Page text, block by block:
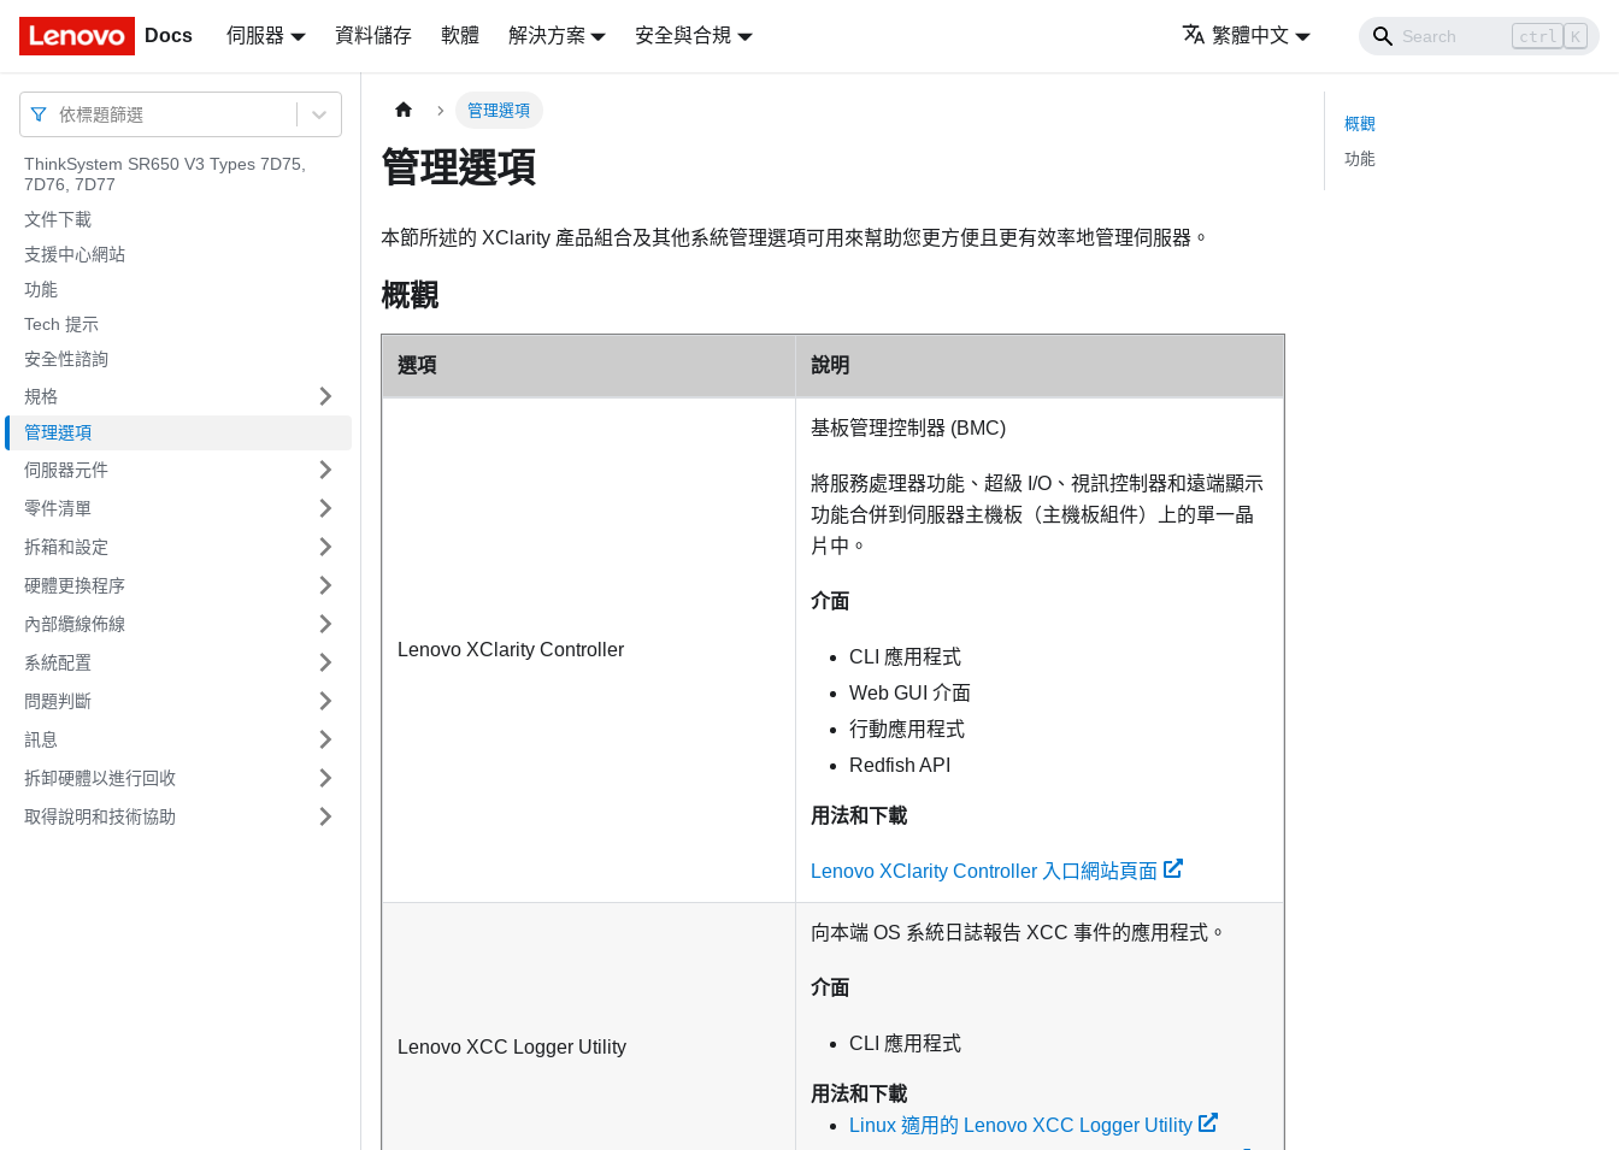
Docs 伺服器 資料儲存 軟體 解決方案 安全與合規 繁體中文 ctrl K
Docs
依標題篩選
ThinkSystem SR650 V3 Types 7D75,
7D76, 7D77
文件下載
支援中心網站
功能
Tech 提示
安全性諮詢
規格
管理選項
伺服器元件
零件清單
拆箱和設定
硬體更換程序
內部纜線佈線
系統配置
問題判斷
訊息
拆卸硬體以進行回收
取得說明和技術協助
管理選項
管理選項
本節所述的 XClarity 產品組合及其他系統管理選項可用來幫助您更方便且更有效率地管理伺服器。
概觀
選項 說明
Lenovo XClarity Controller
基板管理控制器 (BMC)
將服務處理器功能、超級 I/O、視訊控制器和遠端顯示
功能合併到伺服器主機板（主機板組件）上的單一晶
片中。
介面
CLI 應用程式
Web GUI 介面
行動應用程式
Redfish API
用法和下載
Lenovo XClarity Controller 入口網站頁面
Lenovo XCC Logger Utility
向本端 OS 系統日誌報告 XCC 事件的應用程式。
介面
CLI 應用程式
用法和下載
Linux 適用的 Lenovo XCC Logger Utility
概觀
功能